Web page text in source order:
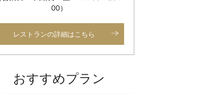
00）
レストランの詳細はこちら
おすすめプラン